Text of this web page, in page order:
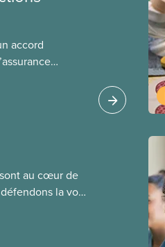
accord
au cœur de
la voix